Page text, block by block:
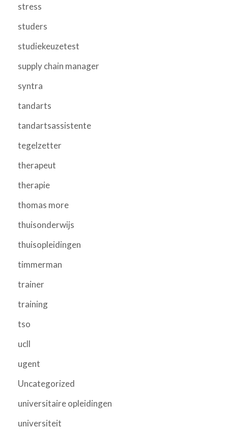
stress
studers
studiekeuzetest
supply chain manager
syntra
tandarts
tandartsassistente
tegelzetter
therapeut
therapie
thomas more
thuisonderwijs
thuisopleidingen
timmerman
trainer
training
tso
ucll
ugent
Uncategorized
universitaire opleidingen
universiteit